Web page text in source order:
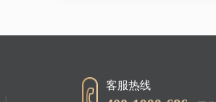
客服热线